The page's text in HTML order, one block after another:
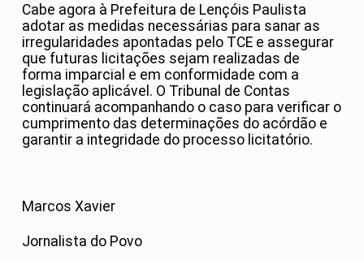
Cabe agora à Prefeitura de Lençóis Paulista
adotar as medidas necessárias para sanar as
irregularidades apontadas pelo TCE e assegurar
que futuras licitações sejam realizadas de
forma imparcial e em conformidade com a
legislação aplicável. O Tribunal de Contas
continuará acompanhando o caso para verificar o
cumprimento das determinações do acórdão e
garantir a integridade do processo licitatório.
Marcos Xavier
Jornalista do Povo